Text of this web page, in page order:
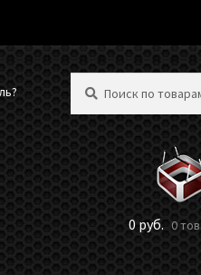
0руб. 0